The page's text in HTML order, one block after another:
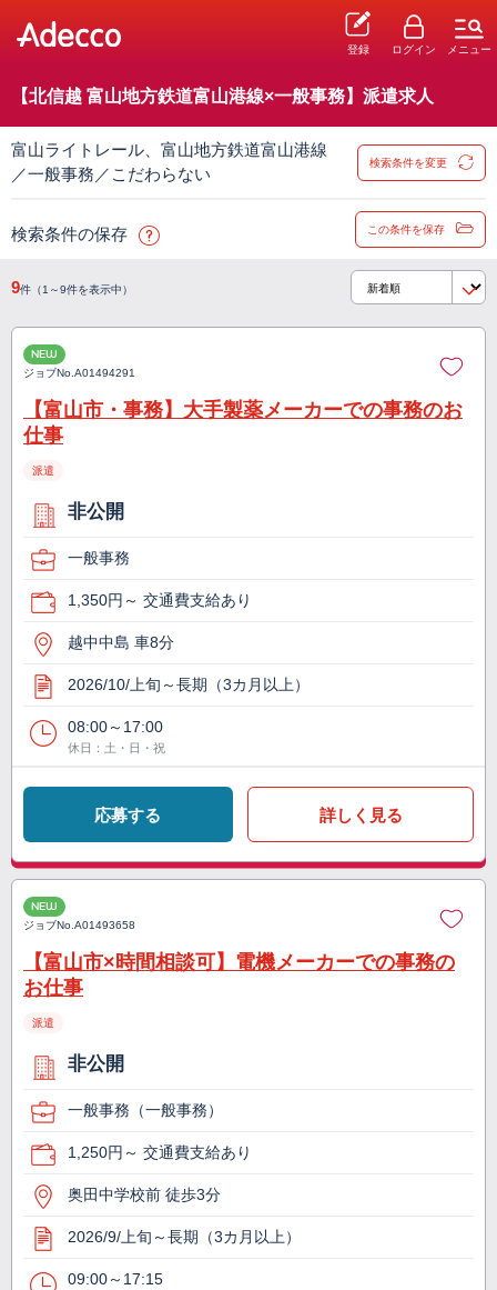
登録 ログイン メニュー
【北信越 富山地方鉄道富山港線×一般事務】派遣求人
富山ライトレール、富山地方鉄道富山港線
／一般事務／こだわらない
検索条件を変更
検索条件の保存 この条件を保存
9件（1～9件を表示中）
NEW
ジョブNo.A01494291
【富山市・事務】大手製薬メーカーでの事務のお
仕事
派遣
非公開
一般事務
1,350円～ 交通費支給あり
越中中島 車8分
2026/10/上旬～長期（3カ月以上）
08:00～17:00
休日：土・日・祝
応募する 詳しく見る
NEW
ジョブNo.A01493658
【富山市×時間相談可】電機メーカーでの事務の
お仕事
派遣
非公開
一般事務（一般事務）
1,250円～ 交通費支給あり
奥田中学校前 徒歩3分
2026/9/上旬～長期（3カ月以上）
09:00～17:15